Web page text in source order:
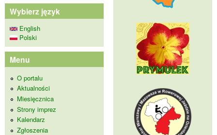
Wybierz język
English
Polski
Menu
O portalu
Aktualności
Miesięcznica
Strony imprez
Kalendarz
Zgłoszenia